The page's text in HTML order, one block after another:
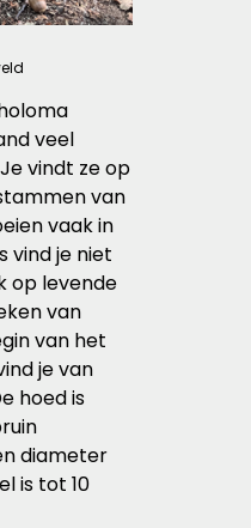
veel
vindt ze op
van
vaak in
vind je niet
op levende
van
van het
je van
hoed is
diameter
is tot 10